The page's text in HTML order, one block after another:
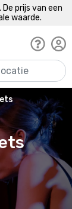
prijs van een
waarde.